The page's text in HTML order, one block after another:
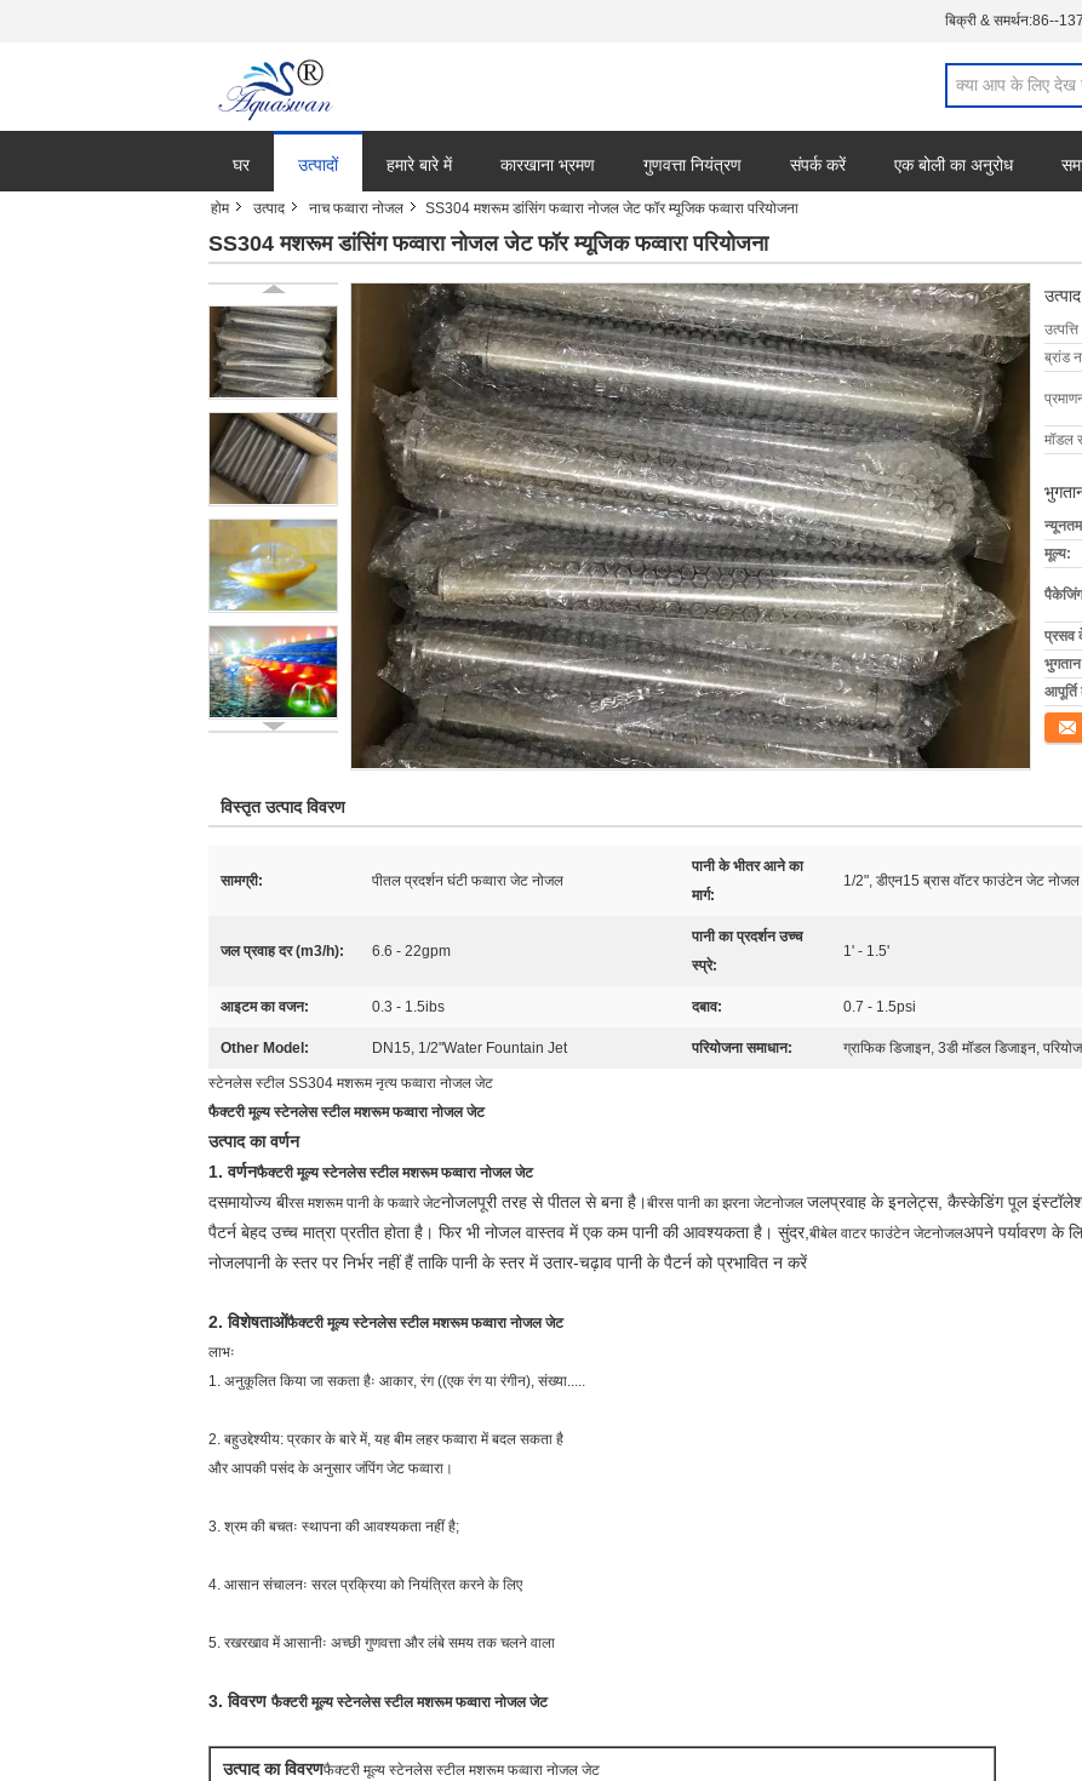
बिक्री & समर्थन:86--
घर उत्पादों हमारे बारे में कारखाना भ्रमण गुणवत्ता नियंत्रण संपर्क करें एक बोली का अनुरोध
होम उत्पाद नाच फव्वारा नोजल SS304 मशरूम डांसिंग फव्वारा नोजल जेट फॉर म्यूजिक फव्वारा परियोजना
SS304 मशरूम डांसिंग फव्वारा नोजल जेट फॉर म्यूजिक फव्वारा परियोजना
ब्रांड
मॉडल
मूल्य:
प्रसव
भुगतान
आपूर्ति
संपर्क
विस्तृत उत्पाद विवरण
सामग्री: पीतल प्रदर्शन घंटी फव्वारा जेट नोजल
पानी के भीतर आने का
मार्ग:
1/2", डीएन15 ब्रास वॉटर फाउंटेन जेट नोजल
जल प्रवाह दर (m3/h): 6.6 - 22gpm
पानी का प्रदर्शन उच्च
स्प्रे:
1' - 1.5'
आइटम का वजन: 0.3 - 1.5ibs दबाव: 0.7 - 1.5psi
Other Model: DN15, 1/2"Water Fountain Jet परियोजना समाधान: ग्राफिक डिजाइन, 3डी मॉडल डिजाइन,
स्टेनलेस स्टील SS304 मशरूम नृत्य फव्वारा नोजल जेट
फैक्टरी मूल्य स्टेनलेस स्टील मशरूम फव्वारा नोजल जेट
उत्पाद का वर्णन
1. वर्णनफैक्टरी मूल्य स्टेनलेस स्टील मशरूम फव्वारा नोजल जेट
दसमायोज्य बीरस मशरूम पानी के फव्वारे जेटनोजलपूरी तरह से पीतल से बना है।बीरस पानी का झरना जेटनोजल जलप्रवाह के इनलेट्स, कैस्केडिंग पूल
पैटर्न बेहद उच्च मात्रा प्रतीत होता है। फिर भी नोजल वास्तव में एक कम पानी की आवश्यकता है। सुंदर, बीबेल वाटर फाउंटेन जेटनोजलअपने पर्यावरण के
नोजलपानी के स्तर पर निर्भर नहीं हैं ताकि पानी के स्तर में उतार-चढ़ाव पानी के पैटर्न को प्रभावित न करें
2. विशेषताओंफैक्टरी मूल्य स्टेनलेस स्टील मशरूम फव्वारा नोजल जेट
लाभः
1. अनुकूलित किया जा सकता हैः आकार, रंग ((एक रंग या रंगीन), संख्या.....
2. बहुउद्देश्यीय: प्रकार के बारे में, यह बीम लहर फव्वारा में बदल सकता है
और आपकी पसंद के अनुसार जंपिंग जेट फव्वारा।
3. श्रम की बचतः स्थापना की आवश्यकता नहीं है;
4. आसान संचालनः सरल प्रक्रिया को नियंत्रित करने के लिए
5. रखरखाव में आसानीः अच्छी गुणवत्ता और लंबे समय तक चलने वाला
3. विवरण फैक्टरी मूल्य स्टेनलेस स्टील मशरूम फव्वारा नोजल जेट
उत्पाद का विवरणफैक्टरी मूल्य स्टेनलेस स्टील मशरूम फव्वारा नोजल जेट